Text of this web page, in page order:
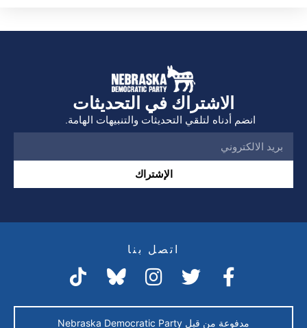
الاشتراك في التحديثات
انضم أدناه لتلقي التحديثات والتنبيهات الهامة.
الإشتراك
اتصل بنا
مدفوعة من قبل Nebraska Democratic Party